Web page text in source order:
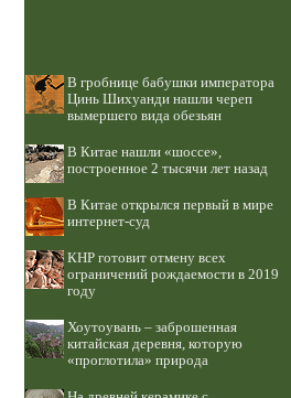
В гробнице бабушки императора
Цинь Шихуанди нашли череп
вымершего вида обезьян
В Китае нашли «шоссе»,
построенное 2 тысячи лет назад
В Китае открылся первый в мире
интернет-суд
КНР готовит отмену всех
ограничений рождаемости в 2019
году
Хоутоувань – заброшенная
китайская деревня, которую
«проглотила» природа